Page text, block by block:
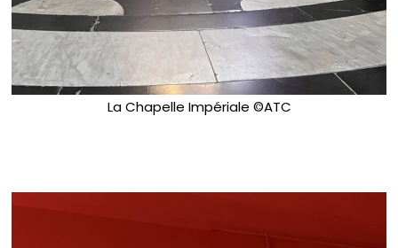
La Chapelle Impériale ©ATC